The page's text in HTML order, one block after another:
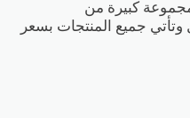
كبيرة من
جميع المنتجات بسعر